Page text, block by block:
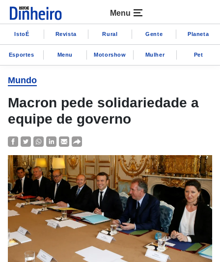
Menu
IstoÉ Revista Rural Gente Planeta
Esportes Menu Motorshow Mulher Pet
Mundo
Macron pede solidariedade a
equipe de governo